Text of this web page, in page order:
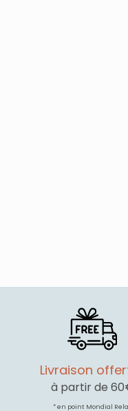
Livraison
à partir de
* en point Mondial